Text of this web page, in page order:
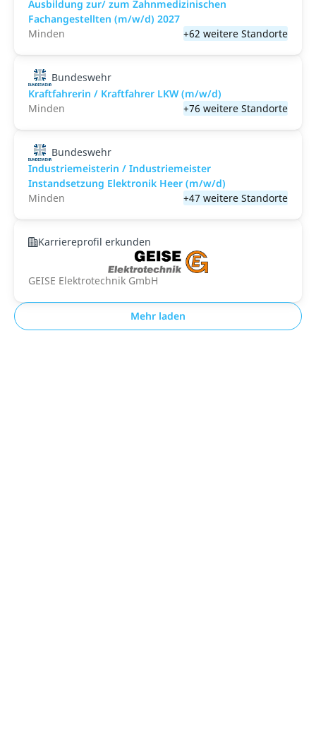
Ausbildung zur/ zum Zahnmedizinischen
Fachangestellten (m/w/d) 2027
Minden
+62 weitere Standorte
Bundeswehr
Kraftfahrerin / Kraftfahrer LKW (m/w/d)
Minden
+76 weitere Standorte
Bundeswehr
Industriemeisterin / Industriemeister
Instandsetzung Elektronik Heer (m/w/d)
Minden
+47 weitere Standorte
Karriereprofil erkunden
GEISE Elektrotechnik GmbH
Mehr laden